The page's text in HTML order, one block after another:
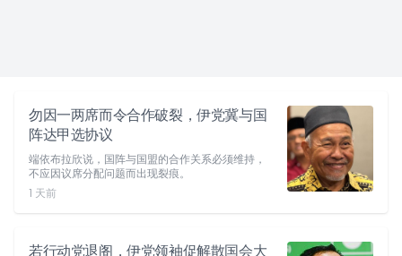
勿因一两席而令合作破裂，伊党冀与国
阵达甲选协议
端依布拉欣说，国阵与国盟的合作关系必须维持，
不应因议席分配问题而出现裂痕。
1 天前
若行动党退阁，伊党领袖促解散国会大